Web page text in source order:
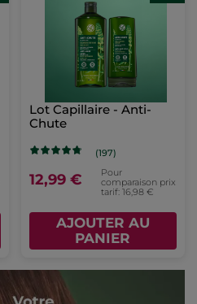
Lot Capillaire - Anti-
Chute
(197)
12,99 €
Pour
comparaison prix
tarif: 16,98 €
AJOUTER AU
PANIER